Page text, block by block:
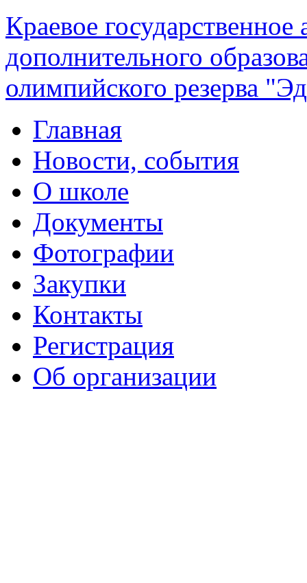
Краевое
дополнительного
олимпийского резерва
Главная
Новости, события
О школе
Документы
Фотографии
Закупки
Контакты
Регистрация
Об организации